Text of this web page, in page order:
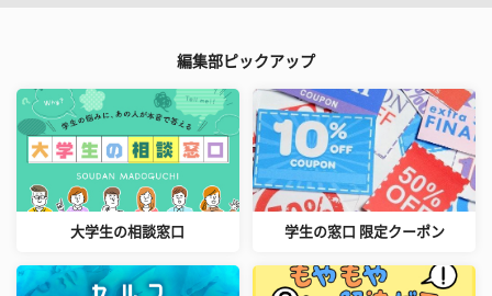
編集部ピックアップ
大学生の相談窓口 学生の窓口 限定クーポン